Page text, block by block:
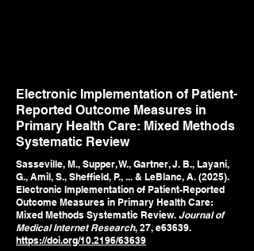
Electronic Implementation of Patient-
Reported Outcome Measures in
Primary Health Care: Mixed Methods
Systematic Review
Sasseville, M., Supper, W., Gartner, J. B., Layani,
G., Amil, S., Sheffield, P., ... & LeBlanc, A. (2025).
Electronic Implementation of Patient-Reported
Outcome Measures in Primary Health Care:
Mixed Methods Systematic Review. Journal of
Medical Internet Research, 27, e63639.
https://doi.org/10.2196/63639